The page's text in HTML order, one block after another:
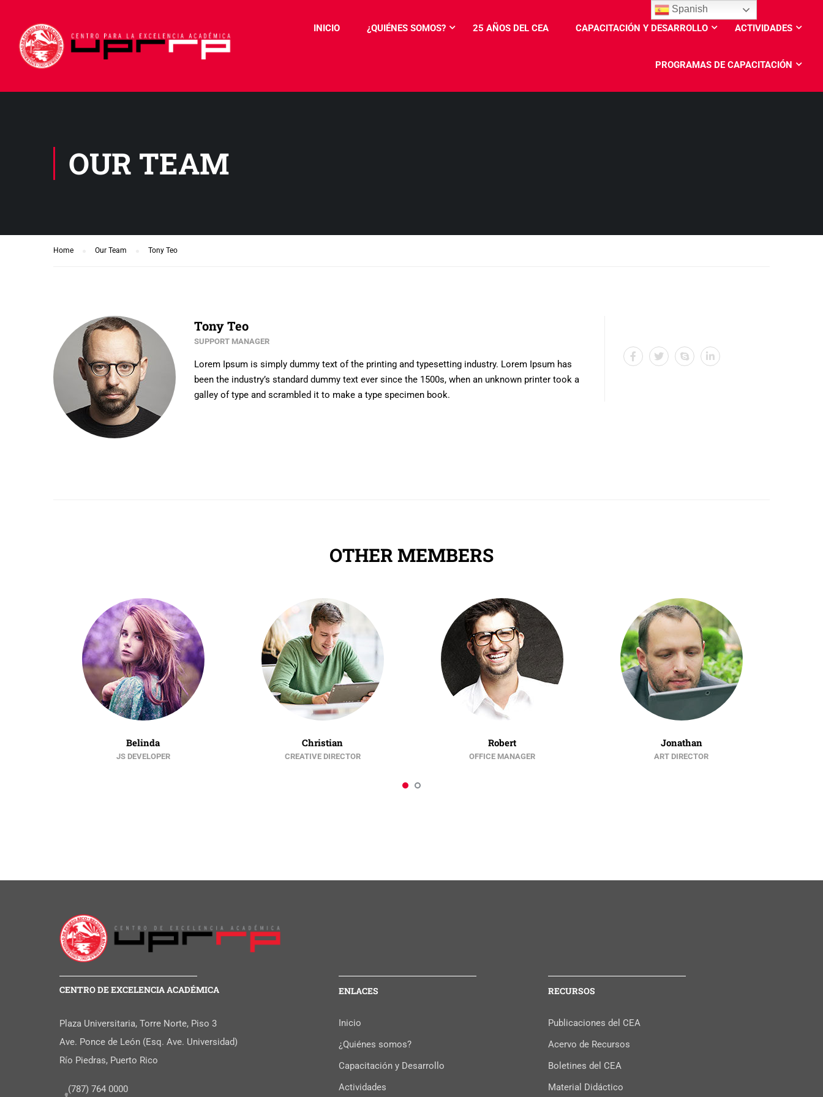
INICIO ¿QUIÉNES SOMOS? 25 AÑOS DEL CEA CAPACITACIÓN Y DESARROLLO ACTIVIDADES
PROGRAMAS DE CAPACITACIÓN
OUR TEAM
Home Our Team Tony Teo
Tony Teo
SUPPORT MANAGER
Lorem Ipsum is simply dummy text of the printing and typesetting industry. Lorem Ipsum has
been the industry’s standard dummy text ever since the 1500s, when an unknown printer took a
galley of type and scrambled it to make a type specimen book.
OTHER MEMBERS
Belinda
JS DEVELOPER
Christian
CREATIVE DIRECTOR
Robert
OFFICE MANAGER
Jonathan
ART DIRECTOR
CENTRO DE EXCELENCIA ACADÉMICA
Plaza Universitaria, Torre Norte, Piso 3
Ave. Ponce de León (Esq. Ave. Universidad)
Río Piedras, Puerto Rico
(787) 764 0000
ENLACES
Inicio
¿Quiénes somos?
Capacitación y Desarrollo
Actividades
RECURSOS
Publicaciones del CEA
Acervo de Recursos
Boletines del CEA
Material Didáctico
Spanish